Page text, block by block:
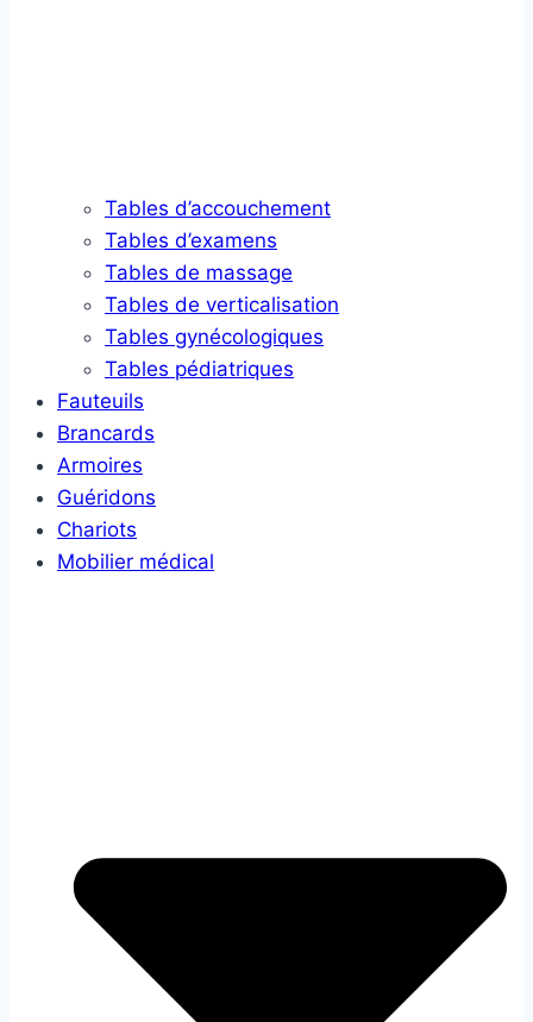
Tables d’accouchement
Tables d’examens
Tables de massage
Tables de verticalisation
Tables gynécologiques
Tables pédiatriques
Fauteuils
Brancards
Armoires
Guéridons
Chariots
Mobilier médical